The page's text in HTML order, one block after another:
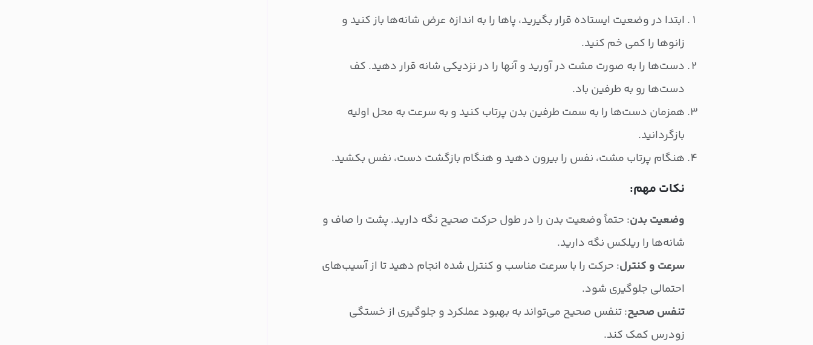
ابتدا در وضعیت ایستاده قرار بگیرید، پاها را به اندازه عرض شانه‌ها باز کنید و
زانوها را کمی خم کنید.
دست‌ها را به صورت مشت در آورید و آنها را در نزدیکی شانه قرار دهید. کف
دست‌ها رو به طرفین باد.
همزمان دست‌ها را به سمت طرفین بدن پرتاب کنید و به سرعت به محل اولیه
بازگردانید.
هنگام پرتاب مشت، نفس را بیرون دهید و هنگام بازگشت دست، نفس بکشید.
نکات مهم:
وضعیت بدن: حتماً وضعیت بدن را در طول حرکت صحیح نگه دارید. پشت را صاف و
شانه‌ها را ریلکس نگه دارید.
سرعت و کنترل: حرکت را با سرعت مناسب و کنترل شده انجام دهید تا از آسیب‌های
احتمالی جلوگیری شود.
تنفس صحیح: تنفس صحیح می‌تواند به بهبود عملکرد و جلوگیری از خستگی
زودرس کمک کند.